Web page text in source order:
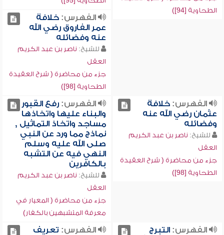
الطحاوية [94])
الفهرس:خلافة
عمر الفاروق رضي الله
عنه وفضائله
للشيخ: ناصر بن عبد الكريم
العقل
جزء من محاضرة ( شرح العقيدة
الطحاوية [98])
الفهرس:خلافة
عثمان رضي الله عنه
وفضائله
للشيخ: ناصر بن عبد الكريم
العقل
جزء من محاضرة ( شرح العقيدة
الطحاوية [98])
الفهرس:رفع القبور
والبناء عليها واتخاذها
مساجد واتخاذ التماثيل ,
نماذج مما ورد عن النبي
صلى الله عليه وسلم
النهي فيه عن التشبه
بالكافرين
للشيخ: ناصر بن عبد الكريم
العقل
جزء من محاضرة ( المعيار في
معرفة المتشبهين بالكفار)
الفهرس:التبرج
الفهرس: تعريف